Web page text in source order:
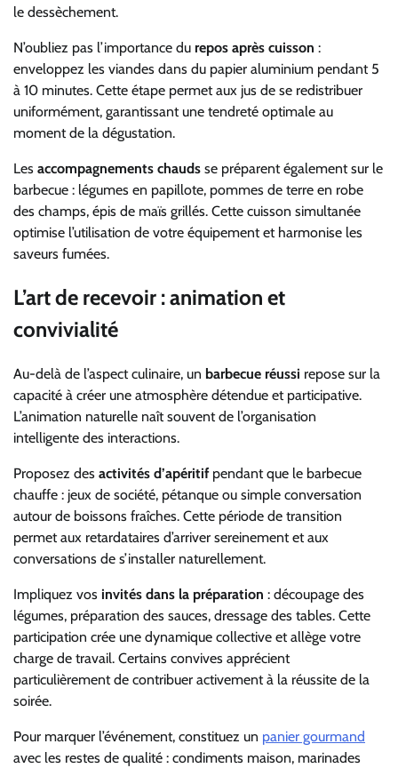
le dessèchement.
N’oubliez pas l’importance du repos après cuisson :
enveloppez les viandes dans du papier aluminium pendant 5
à 10 minutes. Cette étape permet aux jus de se redistribuer
uniformément, garantissant une tendreté optimale au
moment de la dégustation.
Les accompagnements chauds se préparent également sur le
barbecue : légumes en papillote, pommes de terre en robe
des champs, épis de maïs grillés. Cette cuisson simultanée
optimise l’utilisation de votre équipement et harmonise les
saveurs fumées.
L’art de recevoir : animation et
convivialité
Au-delà de l’aspect culinaire, un barbecue réussi repose sur la
capacité à créer une atmosphère détendue et participative.
L’animation naturelle naît souvent de l’organisation
intelligente des interactions.
Proposez des activités d’apéritifpendant que le barbecue
chauffe : jeux de société, pétanque ou simple conversation
autour de boissons fraîches. Cette période de transition
permet aux retardataires d’arriver sereinement et aux
conversations de s’installer naturellement.
Impliquez vos invités dans la préparation : découpage des
légumes, préparation des sauces, dressage des tables. Cette
participation crée une dynamique collective et allège votre
charge de travail. Certains convives apprécient
particulièrement de contribuer activement à la réussite de la
soirée.
Pour marquer l’événement, constituez un panier gourmand
avec les restes de qualité : condiments maison, marinades